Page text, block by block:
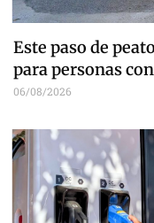
Este paso de
para personas
06/08/2026